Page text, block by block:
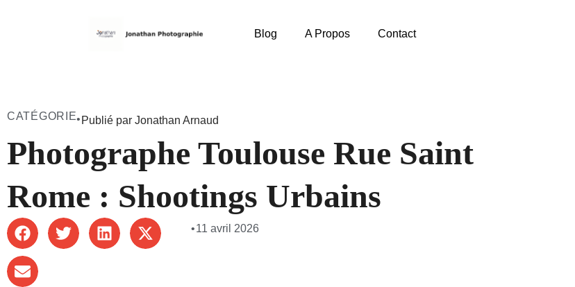
Blog A Propos Contact
CATÉGORIE• Publié par Jonathan Arnaud
Photographe Toulouse Rue Saint
Rome : Shootings Urbains
•11 avril 2026